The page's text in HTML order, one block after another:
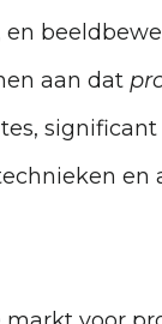
aan dat
en